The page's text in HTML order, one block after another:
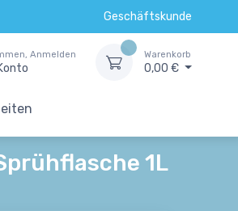
Geschäftskunde
Anmelden Warenkorb
0,00 €
1L